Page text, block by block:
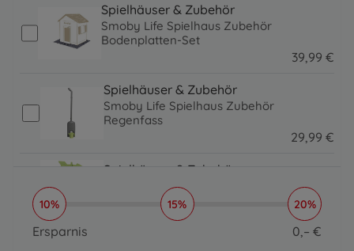
Spielhäuser & Zubehör
Smoby Life Spielhaus Zubehör
Bodenplatten-Set
39 99 €
Spielhäuser & Zubehör
Smoby Life Spielhaus Zubehör
Regenfass
29 99 €
Spielhäuser & Zubehör
Smoby Spielhaus Zubehör Wetterstation
19,99
19.99 EUR
10% 15% 20%
Ersparnis 0,– €